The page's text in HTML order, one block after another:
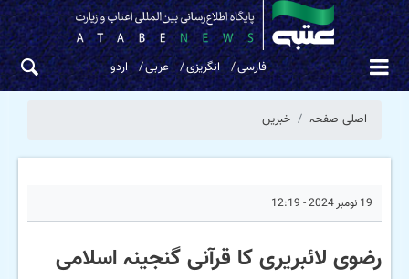
فارسی انگریزی عربی اردو
اصلی صفحہ خبریں
19 نومبر 2024 - 12:19
رضوی لائبریری کا قرآنی گنجینہ اسلامی